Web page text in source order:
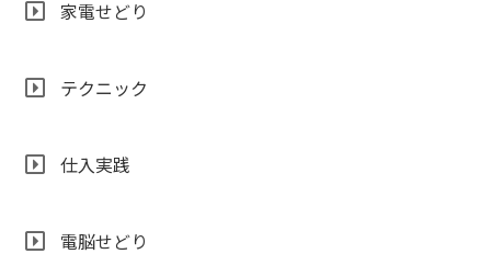
家電せどり
テクニック
仕入実践
電脳せどり